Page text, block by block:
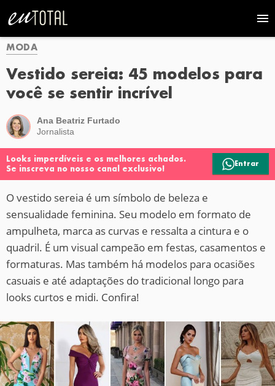
MODA
Vestido sereia: 45 modelos para
você se sentir incrível
Ana Beatriz Furtado
Jornalista
Looks imperdíveis e os melhores achados.
Se inscreva no nosso canal exclusivo!
Entrar
O vestido sereia é um símbolo de beleza e
sensualidade feminina. Seu modelo em formato de
ampulheta, marca as curvas e ressalta a cintura e o
quadril. É um visual campeão em festas, casamentos e
formaturas. Mas também há modelos para ocasiões
casuais e até adaptações do tradicional longo para
looks curtos e midi. Confira!